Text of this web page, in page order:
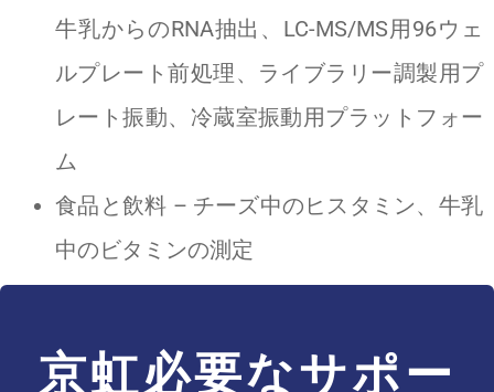
牛乳からのRNA抽出、LC-MS/MS用96ウェ
ルプレート前処理、ライブラリー調製用プ
レート振動、冷蔵室振動用プラットフォー
ム
食品と飲料 – チーズ中のヒスタミン、牛乳
中のビタミンの測定
京虹必要なサポー